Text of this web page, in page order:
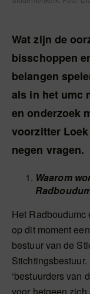
Wat zijn de
bisschoppen
belangen
als in het umc
en onderzoek
voorzitter
negen vragen.
Waarom
Het
op dit moment
bestuur van de
‘bestuurders van